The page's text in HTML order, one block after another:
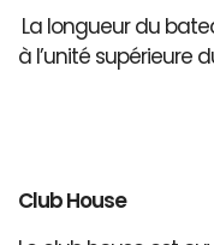
La longueur du
à l’unité supérieure
Club House